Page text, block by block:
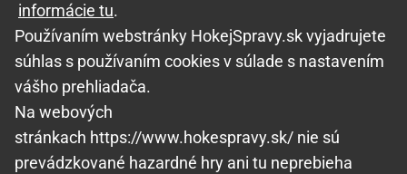
informácie tu.
Používaním webstránky HokejSpravy.sk vyjadrujete
súhlas s používaním cookies v súlade s nastavením
vášho prehliadača.
Na webových
stránkach https://www.hokespravy.sk/ nie sú
prevádzkované hazardné hry ani tu neprebieha